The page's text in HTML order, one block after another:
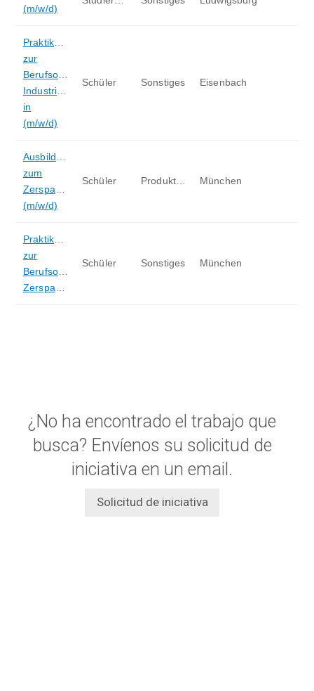
¿No ha encontrado el trabajo que
busca? Envíenos su solicitud de
iniciativa en un email.
Solicitud de iniciativa